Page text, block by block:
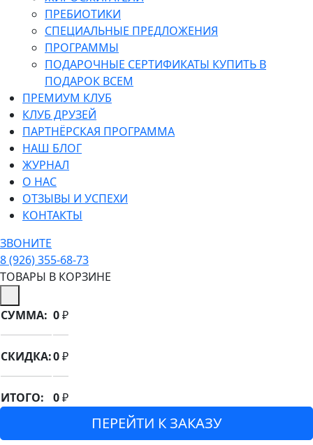
ПРЕБИОТИКИ
СПЕЦИАЛЬНЫЕ ПРЕДЛОЖЕНИЯ
ПРОГРАММЫ
ПОДАРОЧНЫЕ СЕРТИФИКАТЫ КУПИТЬ В
ПОДАРОК ВСЕМ
ПРЕМИУМ КЛУБ
КЛУБ ДРУЗЕЙ
ПАРТНЁРСКАЯ ПРОГРАММА
НАШ БЛОГ
ЖУРНАЛ
О НАС
ОТЗЫВЫ И УСПЕХИ
КОНТАКТЫ
ЗВОНИТЕ
8 (926) 355-68-73
ТОВАРЫ В КОРЗИНЕ
СУММА: 0₽
СКИДКА:0₽
ИТОГО: 0₽
ПЕРЕЙТИ К ЗАКАЗУ